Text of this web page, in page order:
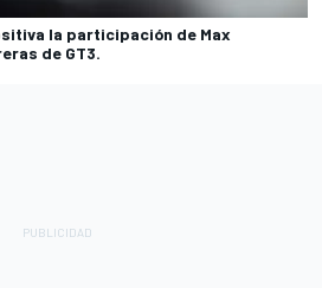
la participación de Max
de GT3.